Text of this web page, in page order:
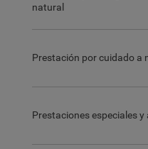
natural
Prestación por cuidado a
Prestaciones especiales y